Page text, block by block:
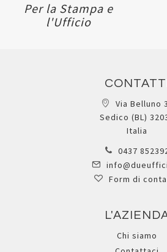
Per la Stampa e
l'Ufficio
CONTATTI
Via Belluno
Sedico (BL)
Italia
0437
Form di
Chi siamo